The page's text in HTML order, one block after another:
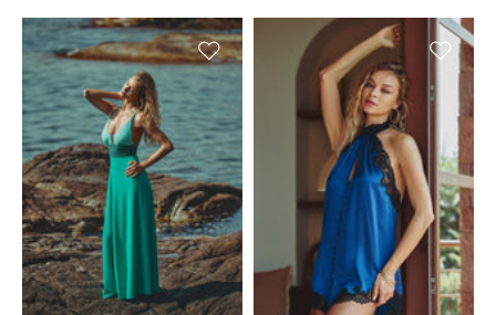
Ajouter à la liste de souhaitsAjouter